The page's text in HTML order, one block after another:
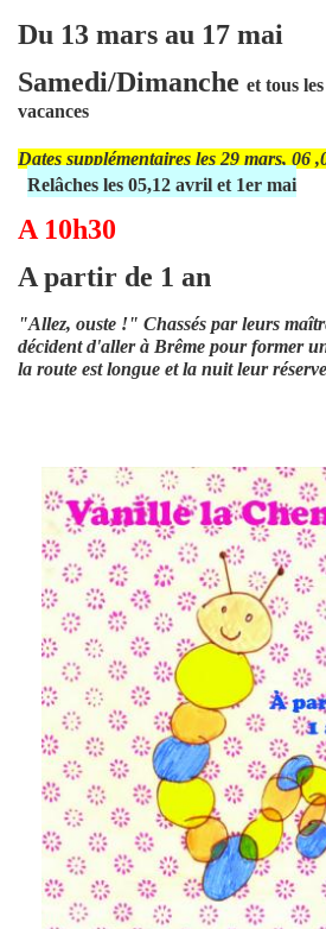
Du 13 mars au 17 mai
Samedi/Dimanche et tous
vacances
Dates supplémentaires les 29 mars, 06
Relâches les 05,12 avril et 1er mai
A 10h30
A partir de 1 an
"Allez, ouste !" Chassés par leurs
décident d'aller à Brême pour former
la route est longue et la nuit leur